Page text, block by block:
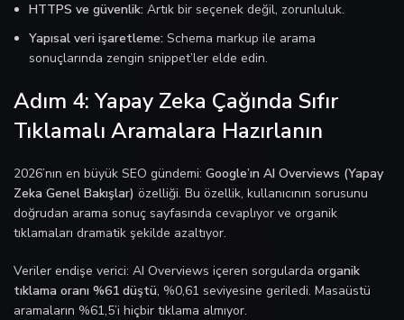
HTTPS ve güvenlik: Artık bir seçenek değil, zorunluluk.
Yapısal veri işaretleme: Schema markup ile arama
sonuçlarında zengin snippet’ler elde edin.
Adım 4: Yapay Zeka Çağında Sıfır
Tıklamalı Aramalara Hazırlanın
2026’nın en büyük SEO gündemi: Google’ın AI Overviews (Yapay
Zeka Genel Bakışlar) özelliği. Bu özellik, kullanıcının sorusunu
doğrudan arama sonuç sayfasında cevaplıyor ve organik
tıklamaları dramatik şekilde azaltıyor.
Veriler endişe verici: AI Overviews içeren sorgularda organik
tıklama oranı %61 düştü, %0,61 seviyesine geriledi. Masaüstü
aramaların %61,5’i hiçbir tıklama almıyor.